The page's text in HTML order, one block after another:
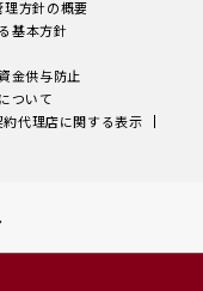
理方針の概要
基本方針
金供与防止
ついて
代理店に関する表示